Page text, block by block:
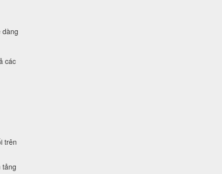
dàng
các
trên
tảng